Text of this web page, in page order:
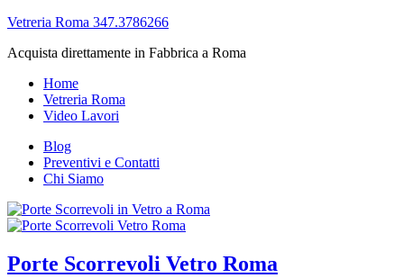
Vetreria Roma 347.3786266
Acquista direttamente in Fabbrica a Roma
Home
Vetreria Roma
Video Lavori
Blog
Preventivi e Contatti
Chi Siamo
Porte Scorrevoli Vetro Roma